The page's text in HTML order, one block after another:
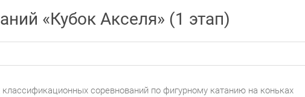
«Кубок Акселя» (1 этап)
соревнований по фигурному катанию на коньках